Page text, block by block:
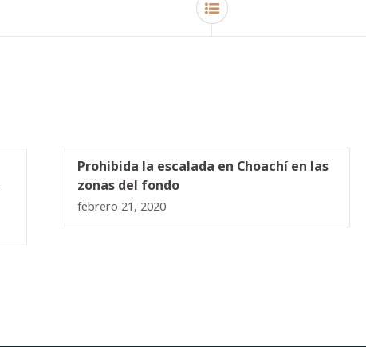
Prohibida la escalada en Choachí en las
zonas del fondo
febrero 21, 2020